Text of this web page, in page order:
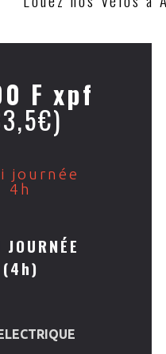
F xpf
journée
4h
(4h)